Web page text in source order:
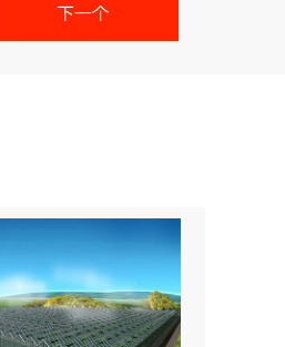
下一个